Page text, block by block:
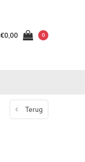
€0,00 0
Terug